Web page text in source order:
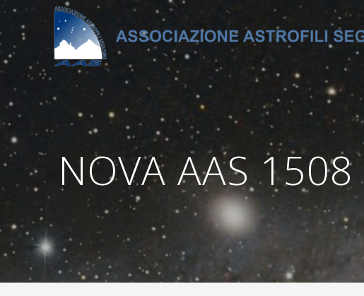
Salta
contenuto
NOVA AAS